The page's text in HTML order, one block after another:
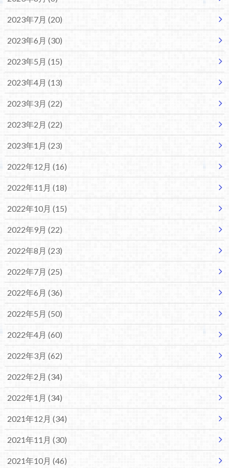
2023年7月 (20)
2023年6月 (30)
2023年5月 (15)
2023年4月 (13)
2023年3月 (22)
2023年2月 (22)
2023年1月 (23)
2022年12月 (16)
2022年11月 (18)
2022年10月 (15)
2022年9月 (22)
2022年8月 (23)
2022年7月 (25)
2022年6月 (36)
2022年5月 (50)
2022年4月 (60)
2022年3月 (62)
2022年2月 (34)
2022年1月 (34)
2021年12月 (34)
2021年11月 (30)
2021年10月 (46)